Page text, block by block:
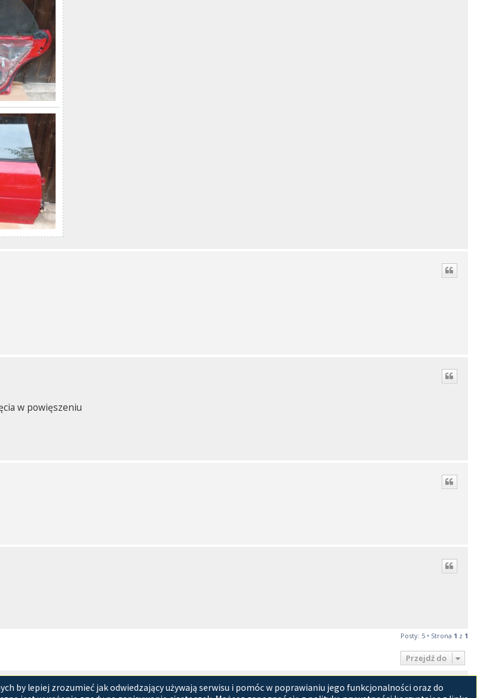
w powięszeniu
Posty: 5 • Strona 1 z 1
Przejdź do
by lepiej zrozumieć jak odwiedzający używają serwisu i pomóc w poprawianiu jego funkcjonalności oraz do
Strefa czasowa UTC+02:00
Usuń ciasteczka witryny
Zespół administracyjny
Regulamin i polityka prywatności